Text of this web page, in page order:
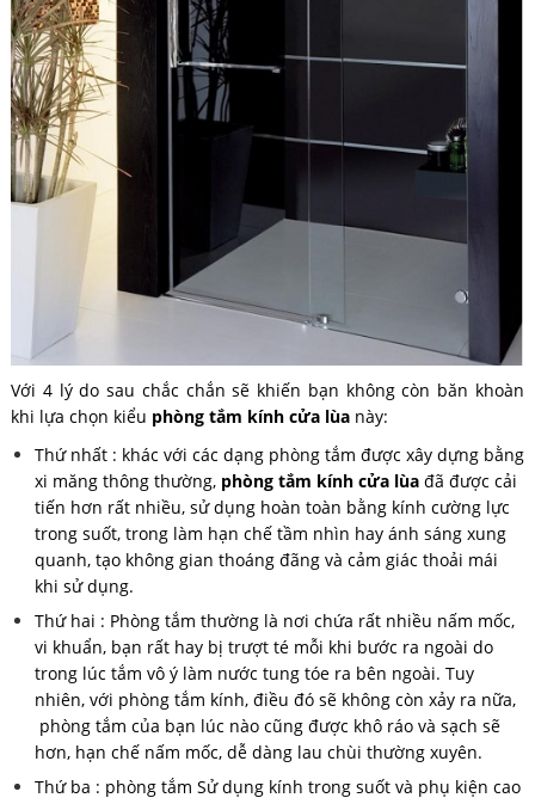
Với 4 lý do sau chắc chắn sẽ khiến bạn không còn băn khoàn
khi lựa chọn kiểu phòng tắm kính cửa lùanày:
Thứ nhất : khác với các dạng phòng tắm được xây dựng bằng
xi măng thông thường, phòng tắm kính cửa lùađã được cải
tiến hơn rất nhiều, sử dụng hoàn toàn bằng kính cường lực
trong suốt, trong làm hạn chế tầm nhìn hay ánh sáng xung
quanh, tạo không gian thoáng đãng và cảm giác thoải mái
khi sử dụng.
Thứ hai : Phòng tắm thường là nơi chứa rất nhiều nấm mốc,
vi khuẩn, bạn rất hay bị trượt té mỗi khi bước ra ngoài do
trong lúc tắm vô ý làm nước tung tóe ra bên ngoài. Tuy
nhiên, với phòng tắm kính, điều đó sẽ không còn xảy ra nữa,
phòng tắm của bạn lúc nào cũng được khô ráo và sạch sẽ
hơn, hạn chế nấm mốc, dễ dàng lau chùi thường xuyên.
Thứ ba : phòng tắm Sử dụng kính trong suốt và phụ kiện cao